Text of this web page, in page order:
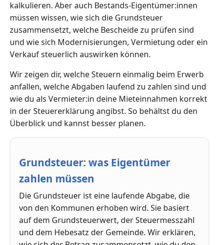
kalkulieren. Aber auch Bestands-Eigentümer:innen
müssen wissen, wie sich die Grundsteuer
zusammensetzt, welche Bescheide zu prüfen sind
und wie sich Modernisierungen, Vermietung oder ein
Verkauf steuerlich auswirken können.
Wir zeigen dir, welche Steuern einmalig beim Erwerb
anfallen, welche Abgaben laufend zu zahlen sind und
wie du als Vermieter:in deine Mieteinnahmen korrekt
in der Steuererklärung angibst. So behältst du den
Überblick und kannst besser planen.
Grundsteuer: was Eigentümer
zahlen müssen
Die Grundsteuer ist eine laufende Abgabe, die
von den Kommunen erhoben wird. Sie basiert
auf dem Grundsteuerwert, der Steuermesszahl
und dem Hebesatz der Gemeinde. Wir erklären,